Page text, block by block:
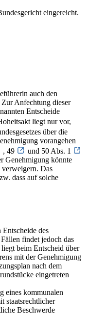
eingereicht.
auch den
Anfechtung dieser
Entscheide
liegt nur vor,
über die
vorangehen
, 49
und 50 Abs. 1
Genehmigung könnte
verweigern. Das
dass auf solche
des
findet jedoch das
beim Entscheid über
mit der Genehmigung
nach dem
eingetreten
eines kommunalen
staatsrechtlicher
Beschwerde